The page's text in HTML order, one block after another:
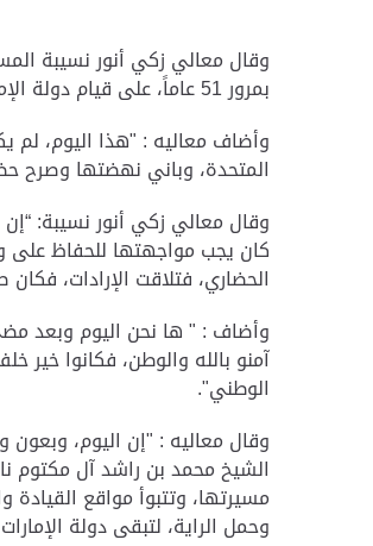
وقال معالي زكي أنور نسيبة
بمرور 51 عاماً، على قيام دولة الإمارات العربية المتحدة، صباح الثاني من ديسمبر من العام 1971، ذلك اليوم المجيد من تاريخ دولتنا”.
وأضاف معاليه : "هذا اليوم، لم
المتحدة، وباني نهضتها وصرح
وقال معالي زكي أنور نسيبة:
كان يجب مواجهتها للحفاظ على
الحضاري، فتلاقت الإرادات،
آمنو بالله والوطن، فكانوا خير
الوطني".
وقال معاليه : "إن اليوم،
الشيخ محمد بن راشد آل مكتوم
مسيرتها، وتتبوأ مواقع القيادة
وحمل الراية، لتبقى دولة